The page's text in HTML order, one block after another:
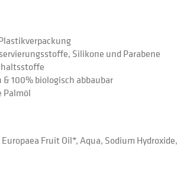
Silikone und Parabene
100% biologisch abbaubar
Palmöl
Europaea Fruit Oil*, Aqua, Sodium